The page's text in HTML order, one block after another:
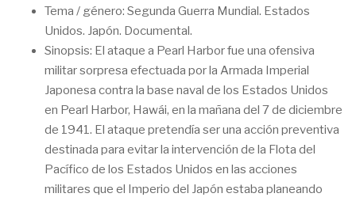
Tema / género: Segunda Guerra Mundial. Estados
Unidos. Japón. Documental.
Sinopsis: El ataque a Pearl Harbor fue una ofensiva
militar sorpresa efectuada por la Armada Imperial
Japonesa contra la base naval de los Estados Unidos
en Pearl Harbor, Hawái, en la mañana del 7 de diciembre
de 1941. El ataque pretendía ser una acción preventiva
destinada para evitar la intervención de la Flota del
Pacífico de los Estados Unidos en las acciones
militares que el Imperio del Japón estaba planeando